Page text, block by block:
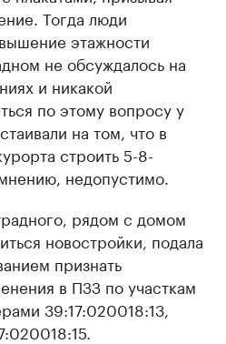
Тогда люди
этажности
не обсуждалось на
и никакой
по этому вопросу у
на том, что в
строить 5-8-
недопустимо.
рядом с домом
новостройки, подала
признать
в ПЗЗ по участкам
39:17:020018:13,